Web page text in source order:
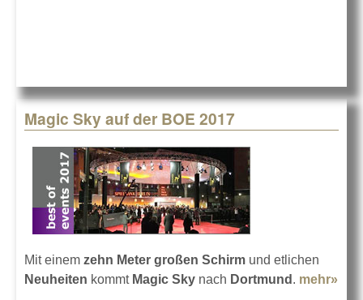
Magic Sky auf der BOE 2017
Mit einem zehn Meter großen Schirm und etlichen
Neuheiten kommt Magic Sky nach Dortmund . mehr»